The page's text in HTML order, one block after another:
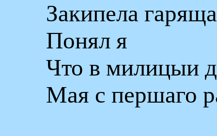
Закипела
Понял я
Что в милицыи
Мая с першаго